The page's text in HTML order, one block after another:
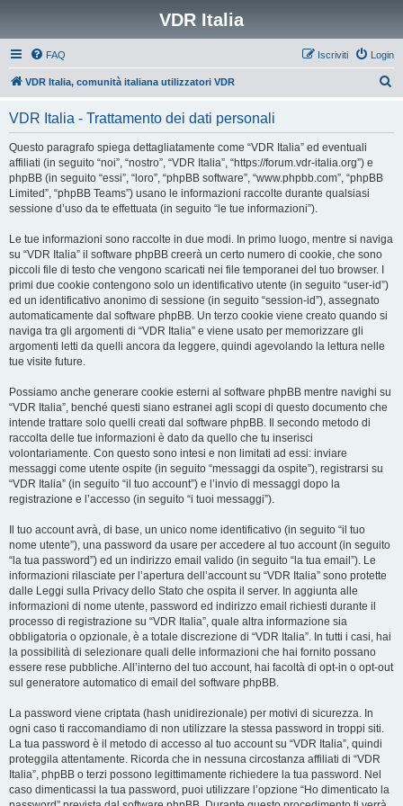
VDR Italia
FAQ Login
Iscriviti
VDR Italia, comunità italiana utilizzatori VDR
VDR Italia - Trattamento dei dati personali
Questo paragrafo spiega dettagliatamente come “VDR Italia” ed eventuali
affiliati (in seguito “noi”, “nostro”, “VDR Italia”, “https://forum.vdr-italia.org”) e
phpBB (in seguito “essi”, “loro”, “phpBB software”, “www.phpbb.com”, “phpBB
Limited”, “phpBB Teams”) usano le informazioni raccolte durante qualsiasi
sessione d’uso da te effettuata (in seguito “le tue informazioni”).
Le tue informazioni sono raccolte in due modi. In primo luogo, mentre si naviga
su “VDR Italia” il software phpBB creerà un certo numero di cookie, che sono
piccoli file di testo che vengono scaricati nei file temporanei del tuo browser. I
primi due cookie contengono solo un identificativo utente (in seguito “user-id”)
ed un identificativo anonimo di sessione (in seguito “session-id”), assegnato
automaticamente dal software phpBB. Un terzo cookie viene creato quando si
naviga tra gli argomenti di “VDR Italia” e viene usato per memorizzare gli
argomenti letti da quelli ancora da leggere, quindi agevolando la lettura nelle
tue visite future.
Possiamo anche generare cookie esterni al software phpBB mentre navighi su
“VDR Italia”, benché questi siano estranei agli scopi di questo documento che
intende trattare solo quelli creati dal software phpBB. Il secondo metodo di
raccolta delle tue informazioni è dato da quello che tu inserisci
volontariamente. Con questo sono intesi e non limitati ad essi: inviare
messaggi come utente ospite (in seguito “messaggi da ospite”), registrarsi su
“VDR Italia” (in seguito “il tuo account”) e l’invio di messaggi dopo la
registrazione e l’accesso (in seguito “i tuoi messaggi”).
Il tuo account avrà, di base, un unico nome identificativo (in seguito “il tuo
nome utente”), una password da usare per accedere al tuo account (in seguito
“la tua password”) ed un indirizzo email valido (in seguito “la tua email”). Le
informazioni rilasciate per l’apertura dell’account su “VDR Italia” sono protette
dalle Leggi sulla Privacy dello Stato che ospita il server. In aggiunta alle
informazioni di nome utente, password ed indirizzo email richiesti durante il
processo di registrazione su “VDR Italia”, quale altra informazione sia
obbligatoria o opzionale, è a totale discrezione di “VDR Italia”. In tutti i casi, hai
la possibilità di selezionare quali delle informazioni che hai fornito possano
essere rese pubbliche. All’interno del tuo account, hai facoltà di opt-in o opt-out
sul generatore automatico di email del software phpBB.
La password viene criptata (hash unidirezionale) per motivi di sicurezza. In
ogni caso ti raccomandiamo di non utilizzare la stessa password in troppi siti.
La tua password è il metodo di accesso al tuo account su “VDR Italia”, quindi
proteggila attentamente. Ricorda che in nessuna circostanza affiliati di “VDR
Italia”, phpBB o terzi possono legittimamente richiedere la tua password. Nel
caso dimenticassi la tua password, puoi utilizzare l’opzione “Ho dimenticato la